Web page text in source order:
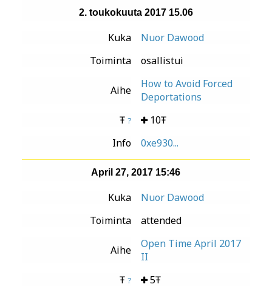
2. toukokuuta 2017 15.06
Kuka
Nuor Dawood
Toiminta
osallistui
Aihe
How to Avoid Forced
Deportations
Ŧ ?
10Ŧ
Info
0xe930...
April 27, 2017 15:46
Kuka
Nuor Dawood
Toiminta
attended
Aihe
Open Time April 2017
II
Ŧ ?
5Ŧ